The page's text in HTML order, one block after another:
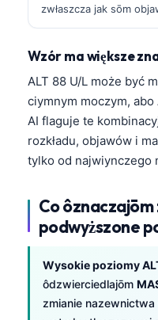
zwłaszcza jak sōm
Wzór ma większe
ALT 88 U/L może być
ciymnym moczym, abo
AI flaguje te
rozkładu, objawów i
tylko od najwiynczego
Co ôznaczajōm
podwyższone
Wysokie poziomy
ôdzwierciedlajōm
zmianie